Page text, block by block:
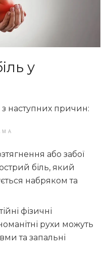
у
наступних причин:
або забої
біль, який
набряком та
фізичні
рухи можуть
та запальні